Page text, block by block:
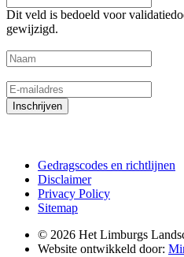
Dit veld is bedoeld voor
gewijzigd.
Inschrijven
Gedragscodes en richtlijnen
Disclaimer
Privacy Policy
Sitemap
© 2026 Het Limburgs
Website ontwikkeld door: